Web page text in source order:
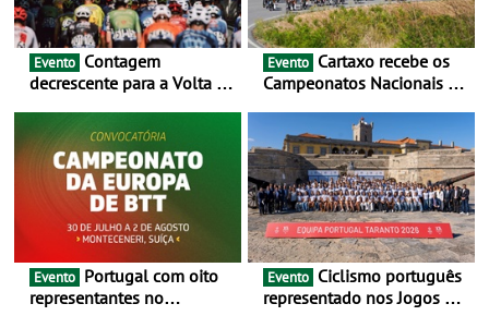
Evento
decrescente para a Volta a
as 17 equipas de 2026
Evento
Campeonatos Nacionais da
julho e 2 de agosto
Evento
representantes no
Evento
representado nos Jogos do